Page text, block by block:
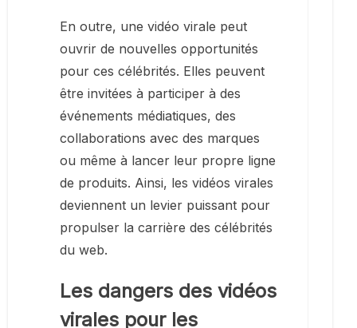
En outre, une vidéo virale peut
ouvrir de nouvelles opportunités
pour ces célébrités. Elles peuvent
être invitées à participer à des
événements médiatiques, des
collaborations avec des marques
ou même à lancer leur propre ligne
de produits. Ainsi, les vidéos virales
deviennent un levier puissant pour
propulser la carrière des célébrités
du web.
Les dangers des vidéos
virales pour les